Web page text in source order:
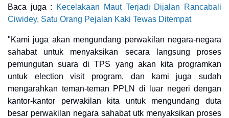
Baca juga :
Kecelakaan Maut Terjadi Dijalan Rancabali
Ciwidey, Satu Orang Pejalan Kaki Tewas Ditempat
"Kami juga akan mengundang perwakilan negara-negara
sahabat untuk menyaksikan secara langsung proses
pemungutan suara di TPS yang akan kita programkan
untuk election visit program, dan kami juga sudah
mengarahkan teman-teman PPLN di luar negeri dengan
kantor-kantor perwakilan kita untuk mengundang duta
besar perwakilan negara sahabat utk menyaksikan proses